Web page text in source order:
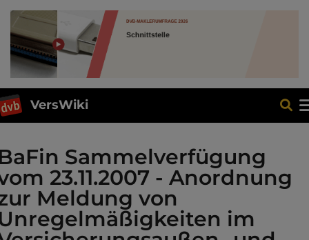
VersWiki
Sammelverfügung
23.11.2007 - Anordnung
Meldung von
im